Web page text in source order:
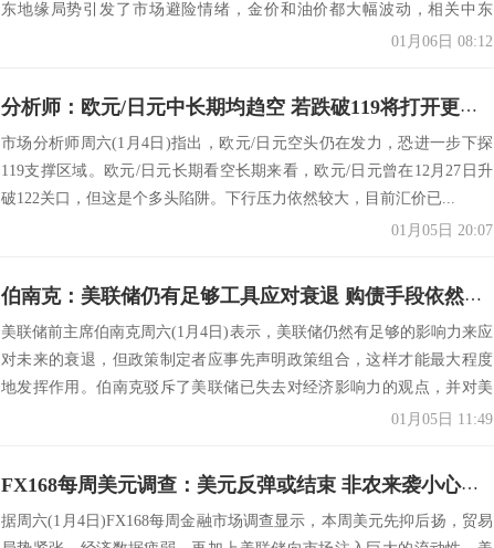
东地缘局势引发了市场避险情绪，金价和油价都大幅波动，相关中东
01月06日 08:12
分析师：欧元/日元中长期均趋空 若跌破119将打开更大下行空间
市场分析师周六(1月4日)指出，欧元/日元空头仍在发力，恐进一步下探
119支撑区域。欧元/日元长期看空长期来看，欧元/日元曾在12月27日升
破122关口，但这是个多头陷阱。下行压力依然较大，目前汇价已...
01月05日 20:07
伯南克：美联储仍有足够工具应对衰退 购债手段依然有效
美联储前主席伯南克周六(1月4日)表示，美联储仍然有足够的影响力来应
对未来的衰退，但政策制定者应事先声明政策组合，这样才能最大程度
地发挥作用。伯南克驳斥了美联储已失去对经济影响力的观点，并对美
01月05日 11:49
FX168每周美元调查：美元反弹或结束 非农来袭小心意外大跌
据周六(1月4日)FX168每周金融市场调查显示，本周美元先抑后扬，贸易